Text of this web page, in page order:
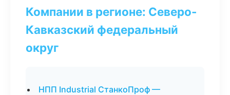
Компании в регионе: Северо-
Кавказский федеральный
округ
НПП Industrial СтанкоПроф —